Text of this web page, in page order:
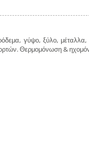
γύψο, ξύλο, μέταλλα,
Θερμομόνωση &